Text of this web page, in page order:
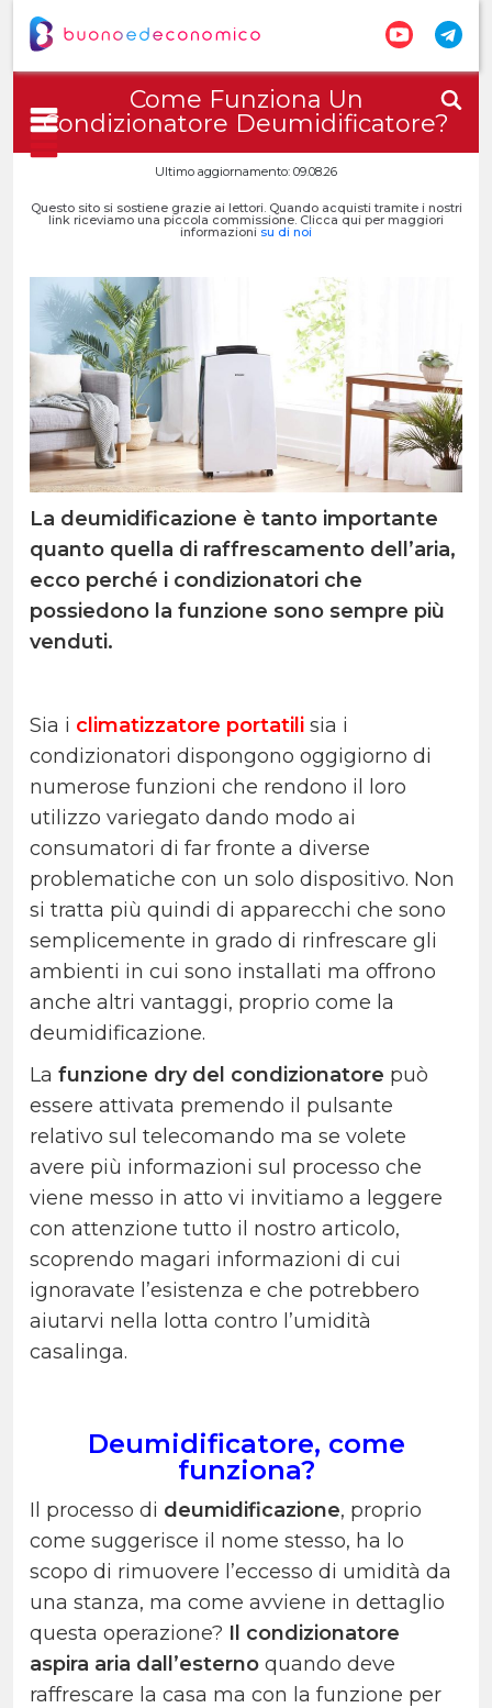
Come Funziona Un
Condizionatore Deumidificatore?
Ultimo aggiornamento: 09.08.26
Questo sito si sostiene grazie ai lettori. Quando acquisti tramite i nostri
link riceviamo una piccola commissione. Clicca qui per maggiori
informazioni su di noi
La deumidificazione è tanto importante
quanto quella di raffrescamento dell’aria,
ecco perché i condizionatori che
possiedono la funzione sono sempre più
venduti.
Sia i climatizzatore portatili sia i
condizionatori dispongono oggigiorno di
numerose funzioni che rendono il loro
utilizzo variegato dando modo ai
consumatori di far fronte a diverse
problematiche con un solo dispositivo. Non
si tratta più quindi di apparecchi che sono
semplicemente in grado di rinfrescare gli
ambienti in cui sono installati ma offrono
anche altri vantaggi, proprio come la
deumidificazione.
La funzione dry del condizionatore può
essere attivata premendo il pulsante
relativo sul telecomando ma se volete
avere più informazioni sul processo che
viene messo in atto vi invitiamo a leggere
con attenzione tutto il nostro articolo,
scoprendo magari informazioni di cui
ignoravate l’esistenza e che potrebbero
aiutarvi nella lotta contro l’umidità
casalinga.
Deumidificatore, come
funziona?
Il processo di deumidificazione, proprio
come suggerisce il nome stesso, ha lo
scopo di rimuovere l’eccesso di umidità da
una stanza, ma come avviene in dettaglio
questa operazione? Il condizionatore
aspira aria dall’esterno quando deve
raffrescare la casa ma con la funzione per